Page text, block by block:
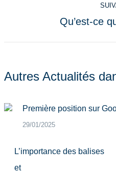
Qu’est-ce
Autres Actualités
Première position sur
29/01/2025
L’importance des balises
et